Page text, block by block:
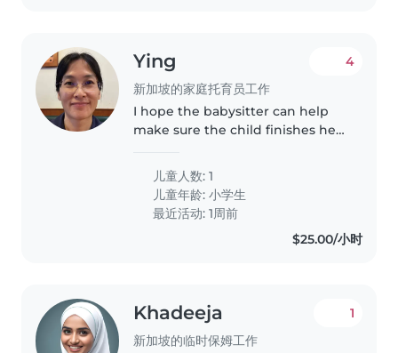
Ying
新加坡的家庭托育员工作
4
I hope the babysitter can help
make sure the child finishes her
dictation and English tutoring,
and also go over her math
extracurricular class worksheets..
儿童人数: 1
儿童年龄:小学生
最近活动: 1周前
$25.00/小时
Khadeeja
新加坡的临时保姆工作
1